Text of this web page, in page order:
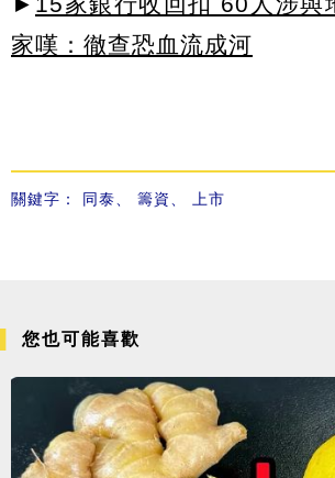
家嘆：徹查恐血流成河
關鍵字： 同泰 籌資 上市
您也可能喜歡